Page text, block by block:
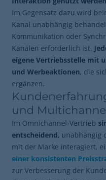
Im Gegensatz dazu wird
Kanal unabhängig
Kommunikation oder
Kanälen erforderlich ist.
eigene Vertriebsstelle mit
und Werbeaktionen, die
ergänzen.
und
Im Omnichannel-Vertrieb
entscheidend, unabhängig
mit der Marke interagiert,
einer konsistenten
zur Verbesserung der